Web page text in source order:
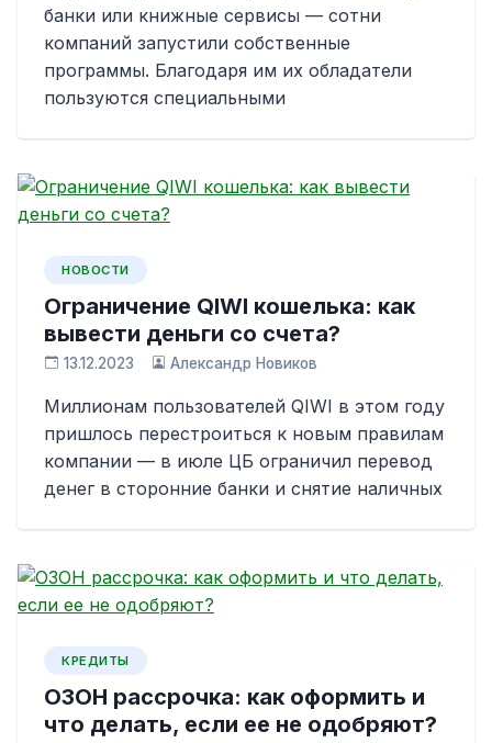
банки или книжные сервисы — сотни
компаний запустили собственные
программы. Благодаря им их обладатели
пользуются специальными
НОВОСТИ
Ограничение QIWI кошелька: как
вывести деньги со счета?
13.12.2023 Александр Новиков
Миллионам пользователей QIWI в этом году
пришлось перестроиться к новым правилам
компании — в июле ЦБ ограничил перевод
денег в сторонние банки и снятие наличных
КРЕДИТЫ
ОЗОН рассрочка: как оформить и
что делать, если ее не одобряют?